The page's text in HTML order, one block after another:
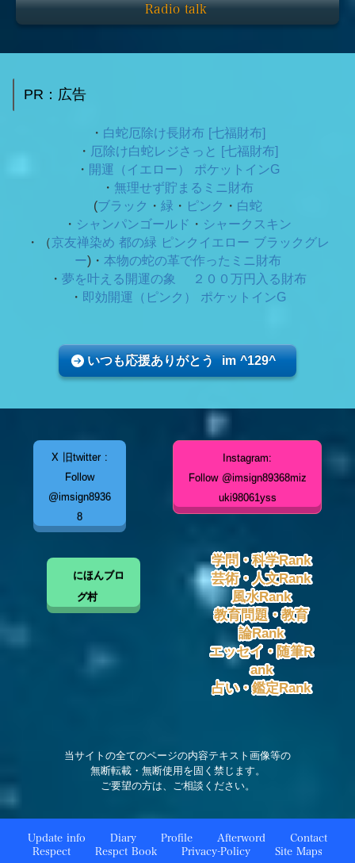
Radio talk
PR：広告
・ 白蛇厄除け長財布 [七福財布]
・ 厄除け白蛇レジさっと [七福財布]
・ 開運（イエロー） ポケットインG
・ 無理せず貯まるミニ財布
(ブラック ・ 緑 ・ ピンク ・ 白蛇
・ シャンパンゴールド ・ シャークスキン
・（京友禅染め 都の緑 ピンクイエロー ブラックグレ
ー)・ 本物の蛇の革で作ったミニ財布
・ 夢を叶える開運の象 ２００万円入る財布
・ 即効開運（ピンク） ポケットインG
いつも応援ありがとう im ^129^
X 旧twitter :
Follow
@imsign8936
8
Instagram:
Follow @imsign89368miz
uki98061yss
にほんブロ
グ村
学問・科学Rank
芸術・人文Rank
風水Rank
教育問題・教育
論Rank
エッセイ・随筆R
ank
占い・鑑定Rank
当サイトの全てのページの内容テキスト画像等の
無断転載・無断使用を固く禁じます。
ご要望の方は、ご相談ください。
Update info Diary Profile Afterword
Contact
Respect
Respct Book Privacy-Policy Site Maps